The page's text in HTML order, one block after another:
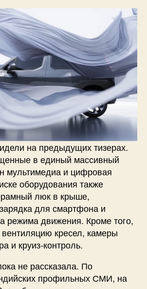
на предыдущих тизерах.
в единый массивный
мультимедиа и цифровая
оборудования также
люк в крыше,
для смартфона и
режима движения. Кроме того,
кресел, камеры
и круиз-контроль.
не рассказала. По
профильных СМИ, на